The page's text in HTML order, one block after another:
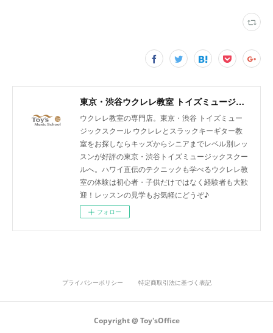
東京・渋谷ウクレレ教室 トイズミュージックスクール｜体験レッスン実施中！
ウクレレ教室の専門店。東京・渋谷 トイズミュー
ジックスクール ウクレレとスラックキーギター教
室をお探しならキッズからシニアまでレベル別レッ
スンが好評の東京・渋谷トイズミュージックスクー
ルへ。ハワイ直伝のテクニックも学べるウクレレ教
室の体験は初心者・子供だけではなく経験者も大歓
迎！レッスンの見学もお気軽にどうぞ♪
フォロー
プライバシーポリシー 特定商取引法に基づく表記
Copyright @ Toy'sOffice